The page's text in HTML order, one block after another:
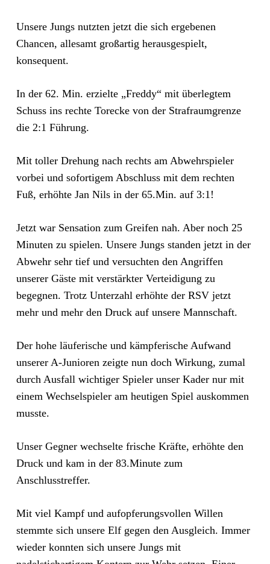
Unsere Jungs nutzten jetzt die sich ergebenen
Chancen, allesamt großartig herausgespielt,
konsequent.
In der 62. Min. erzielte „Freddy“ mit überlegtem
Schuss ins rechte Torecke von der Strafraumgrenze
die 2:1 Führung.
Mit toller Drehung nach rechts am Abwehrspieler
vorbei und sofortigem Abschluss mit dem rechten
Fuß, erhöhte Jan Nils in der 65.Min. auf 3:1!
Jetzt war Sensation zum Greifen nah. Aber noch 25
Minuten zu spielen. Unsere Jungs standen jetzt in der
Abwehr sehr tief und versuchten den Angriffen
unserer Gäste mit verstärkter Verteidigung zu
begegnen. Trotz Unterzahl erhöhte der RSV jetzt
mehr und mehr den Druck auf unsere Mannschaft.
Der hohe läuferische und kämpferische Aufwand
unserer A-Junioren zeigte nun doch Wirkung, zumal
durch Ausfall wichtiger Spieler unser Kader nur mit
einem Wechselspieler am heutigen Spiel auskommen
musste.
Unser Gegner wechselte frische Kräfte, erhöhte den
Druck und kam in der 83.Minute zum
Anschlusstreffer.
Mit viel Kampf und aufopferungsvollen Willen
stemmte sich unsere Elf gegen den Ausgleich. Immer
wieder konnten sich unsere Jungs mit